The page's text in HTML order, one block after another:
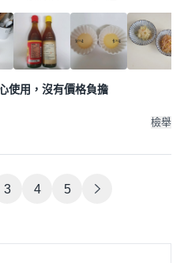
使用，沒有價格負擔
檢舉
3 4 5